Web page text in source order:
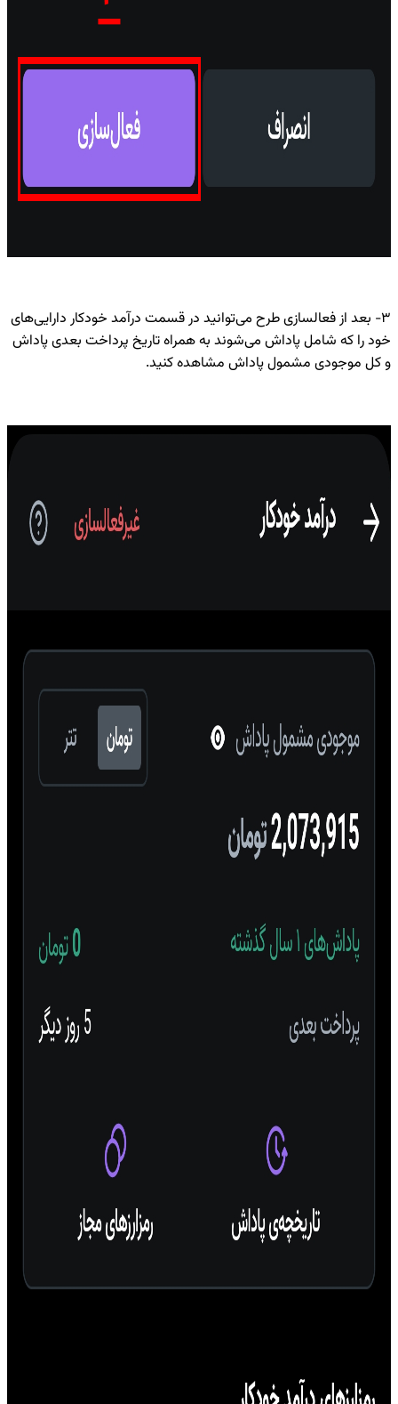
۳- بعد از فعالسازی طرح می‌توانید در قسمت درآمد خودکار دارایی‌های
خود را که شامل پاداش می‌شوند به همراه تاریخ پرداخت بعدی پاداش
و کل موجودی مشمول پاداش مشاهده کنید.